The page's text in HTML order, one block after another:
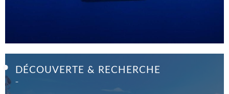
DÉCOUVERTE & RECHERCHE
–